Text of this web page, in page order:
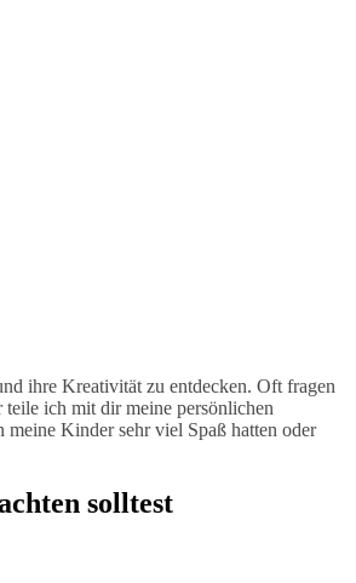
ihre Kreativität zu entdecken. Oft fragen
ich mit dir meine persönlichen
Kinder sehr viel Spaß hatten oder
solltest